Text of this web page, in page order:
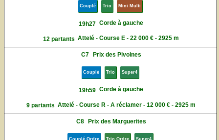
Couplé Trio Mini Multi
19h27 Corde à gauche
12 partants Attelé - Course E - 22 000 € - 2925 m
C7 Prix des Pivoines
Couplé Trio Super4
19h59 Corde à gauche
9 partants Attelé - Course R - A réclamer - 12 000 € - 2925 m
C8 Prix des Marguerites
Couplé Ordre Trio Ordre Super4